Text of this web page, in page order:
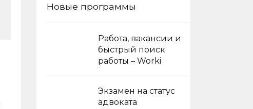
Новые программы
Работа, вакансии и
быстрый поиск
работы – Worki
Экзамен на статус
адвоката